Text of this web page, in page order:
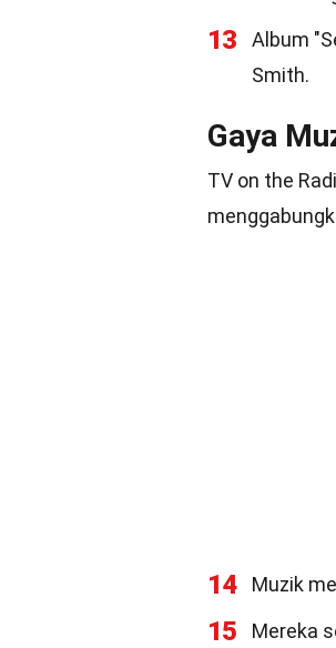
13
Album
Smith.
Gaya
TV on the
14 Muzik
15
Mereka